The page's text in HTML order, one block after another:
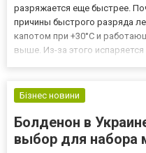
разряжается еще быстрее.
причины быстрого разряда
капотом при +30°C и
выше. Из-за этого
Бізнес новини
Болденон в
выбор для